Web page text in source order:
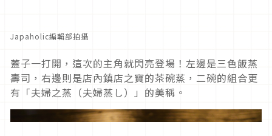
Japaholic編輯部拍攝
蓋子一打開，這次的主角就閃亮登場！左邊是三色飯蒸
壽司，右邊則是店內鎮店之寶的茶碗蒸，二碗的組合更
有「夫婦之蒸（夫婦蒸し）」的美稱。